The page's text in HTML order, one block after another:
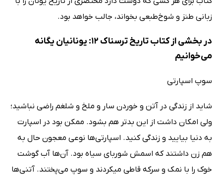
زبانی طنز و شوخ‌طبعی بخواند، جالب خواهد بود.
در بخشی از کتاب تاریخ ترسناک 12: یونانیان یگانه
می‌خوانیم
سوپ اسپارتی
شاید از زندگی در آتن و خوردن سار و ملخ و شلغم راضی نباشید؛
ولی امکان داشت از این بدتر هم بشود. ممکن بود در اسپارت
به دنیا بیایید و زندگی کنید. اسپارتی‌ها نوعی معجون حال به
هم زن داشتند که اسمش شوربای سیاه بود. آن‌ها آب گوشت
خوک را با نمک و سرکه قاطی میکردند و سوپ می‌پختند. آتنی‌ها